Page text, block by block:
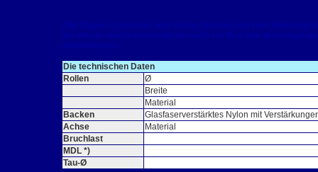
Alle Doppel-, Dreifach- und Vierfachblöcke von Holt Allen
der Block sowohl horizontal als auch vertikal zum
gewährleistet.
Die technischen Daten
Rollen
Ø
Breite
Material
Backen
Glasfaserverstärktes Nylon mit
Achse
Material
Bruchlast
MDL *)
Tau-Ø